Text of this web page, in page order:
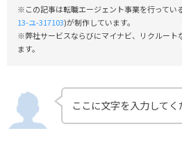
※この記事は転職エージェント事業を行ってい
13-ユ-317103)が制作しています。
※弊社サービスならびにマイナビ、リクルート
ます。
ここに文字を入力してく